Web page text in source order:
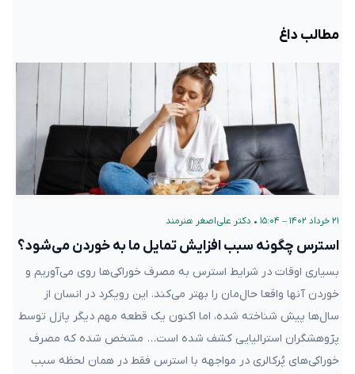
مطالب داغ
۲۱ خرداد ۱۴۰۲ – ۱۵:۰۴ • دکتر علی‌اصغر هنرمند
استرس چگونه سبب افزایش تمایل ما به خوردن می‌شود؟
بسیاری اوقات در شرایط استرس به مصرف خوراکی‌ها روی می‌آوریم و
خوردن آنها واقعا حال‌مان را بهتر می‌کند. این رویکرد در انسان از
سال‌ها پیش شناخته شده، اما اکنون یک قطعه مهم دیگر پازل توسط
پژوهشگران استرالیایی کشف شده است… مشخص شده که مصرف
خوراکی‌های پُرکالری در مواجهه با استرس فقط در همان لحظه سبب